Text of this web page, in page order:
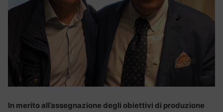
In merito all’assegnazione degli obiettivi di produzione